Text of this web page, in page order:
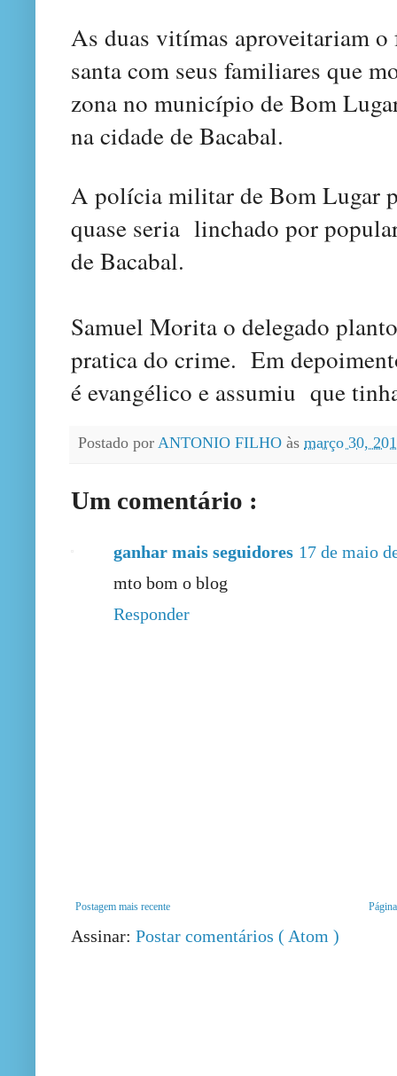
As duas vitímas aproveitariam
santa com seus familiares que
zonano município de Bom
na cidade de Bacabal.
A polícia militar de Bom Lugar
quase seria linchado por
de Bacabal.
Samuel Morita o delegado
pratica do crime. Em
é evangélico e assumiu que
Postado por ANTONIO FILHO às março 30,
Um comentário :
ganhar mais seguidores 17 de maio
mto bom o blog
Responder
Postagem mais recente
Assinar: Postar comentários ( Atom )